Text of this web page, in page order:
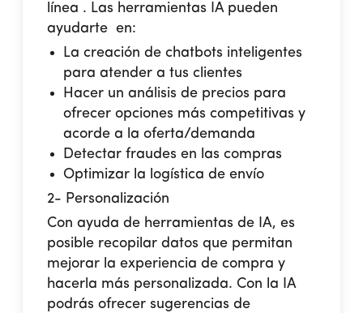
línea . Las herramientas IA pueden
ayudarte en:
La creación de chatbots inteligentes
para atender a tus clientes
Hacer un análisis de precios para
ofrecer opciones más competitivas y
acorde a la oferta/demanda
Detectar fraudes en las compras
Optimizar la logística de envío
2- Personalización
Con ayuda de herramientas de IA, es
posible recopilar datos que permitan
mejorar la experiencia de compra y
hacerla más personalizada. Con la IA
podrás ofrecer sugerencias de